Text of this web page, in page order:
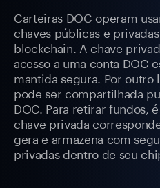
Carteiras DOC operam
chaves públicas e
blockchain. A chave
acesso a uma conta DOC
mantida segura. Por outro
pode ser compartilhada
DOC. Para retirar fundos,
chave privada
gera e armazena com
privadas dentro de seu